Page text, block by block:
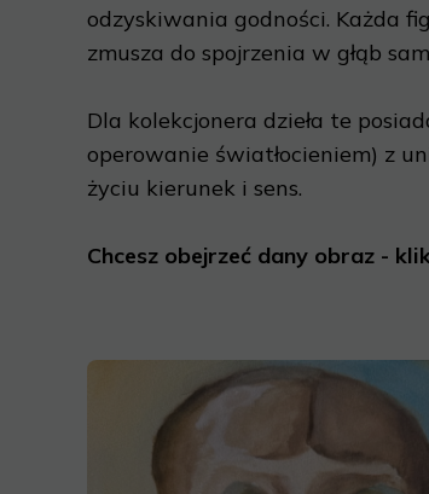
odzyskiwania godności. Każda
zmusza do spojrzenia w głąb
Dla kolekcjonera dzieła te
operowanie światłocieniem) z
życiu kierunek i sens.
Chcesz obejrzeć dany obraz -